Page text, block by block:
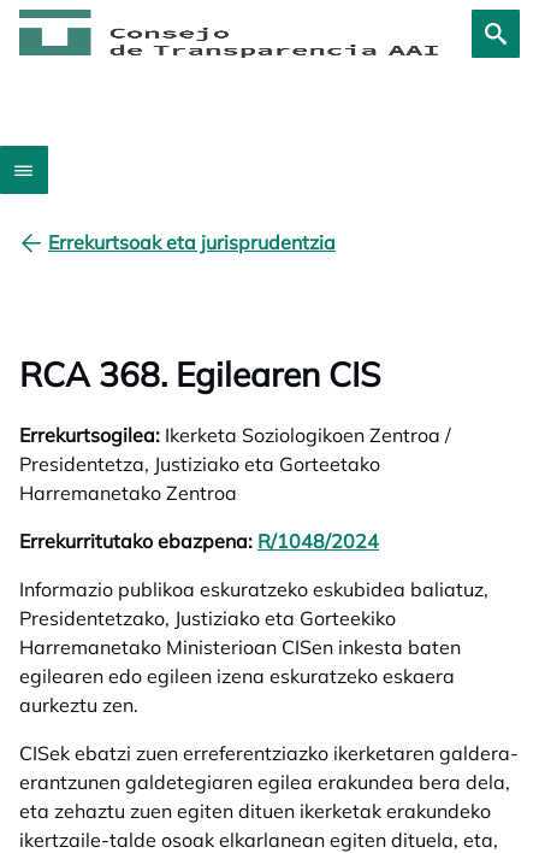
Errekurtsoak eta jurisprudentzia
RCA 368. Egilearen CIS
Errekurtsogilea: Ikerketa Soziologikoen Zentroa /
Presidentetza, Justiziako eta Gorteetako
Harremanetako Zentroa
Errekurritutako ebazpena: R/1048/2024
Informazio publikoa eskuratzeko eskubidea baliatuz,
Presidentetzako, Justiziako eta Gorteekiko
Harremanetako Ministerioan CISen inkesta baten
egilearen edo egileen izena eskuratzeko eskaera
aurkeztu zen.
CISek ebatzi zuen erreferentziazko ikerketaren galdera-
erantzunen galdetegiaren egilea erakundea bera dela,
eta zehaztu zuen egiten dituen ikerketak erakundeko
ikertzaile-talde osoak elkarlanean egiten dituela, eta,